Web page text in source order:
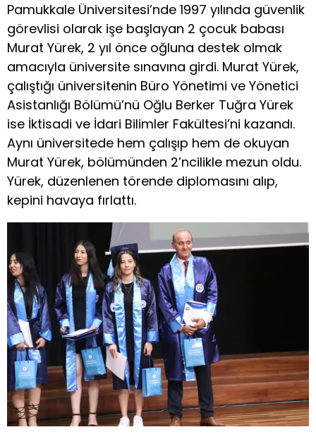
Pamukkale Üniversitesi’nde 1997 yılında güvenlik
görevlisi olarak işe başlayan 2 çocuk babası
Murat Yürek, 2 yıl önce oğluna destek olmak
amacıyla üniversite sınavına girdi. Murat Yürek,
çalıştığı üniversitenin Büro Yönetimi ve Yönetici
Asistanlığı Bölümü’nü Oğlu Berker Tuğra Yürek
ise İktisadi ve İdari Bilimler Fakültesi’ni kazandı.
Aynı üniversitede hem çalışıp hem de okuyan
Murat Yürek, bölümünden 2’ncilikle mezun oldu.
Yürek, düzenlenen törende diplomasını alıp,
kepini havaya fırlattı.